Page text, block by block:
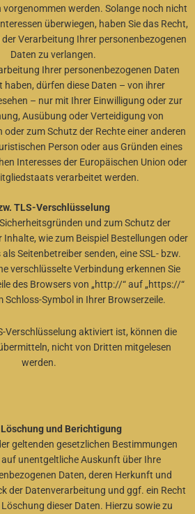
vorgenommen werden. Solange noch nicht
überwiegen, haben Sie das Recht,
Verarbeitung Ihrer personenbezogenen
Daten zu verlangen.
Ihrer personenbezogenen Daten
haben, dürfen diese Daten – von ihrer
– nur mit Ihrer Einwilligung oder zur
Ausübung oder Verteidigung von
oder zum Schutz der Rechte einer anderen
Person oder aus Gründen eines
Interesses der Europäischen Union oder
verarbeitet werden.
TLS-Verschlüsselung
und zum Schutz der
wie zum Beispiel Bestellungen oder
Seitenbetreiber senden, eine SSL- bzw.
verschlüsselte Verbindung erkennen Sie
des Browsers von „http://“ auf „https://“
Schloss-Symbol in Ihrer Browserzeile.
Verschlüsselung aktiviert ist, können die
nicht von Dritten mitgelesen
werden.
und Berichtigung
geltenden gesetzlichen Bestimmungen
unentgeltliche Auskunft über Ihre
Daten, deren Herkunft und
der Datenverarbeitung und ggf. ein Recht
dieser Daten. Hierzu sowie zu